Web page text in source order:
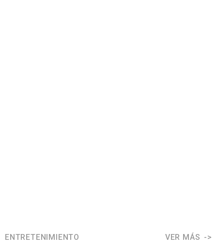
ENTRETENIMIENTO VER MÁS